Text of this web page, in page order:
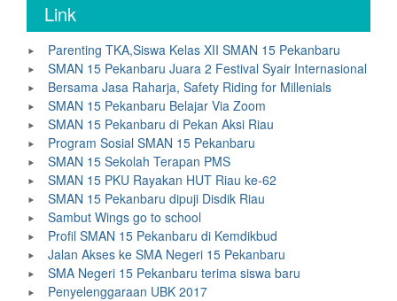
Link
Parenting TKA,Siswa Kelas XII SMAN 15 Pekanbaru
SMAN 15 Pekanbaru Juara 2 Festival Syair Internasional
Bersama Jasa Raharja, Safety Riding for Millenials
SMAN 15 Pekanbaru Belajar Via Zoom
SMAN 15 Pekanbaru di Pekan Aksi Riau
Program Sosial SMAN 15 Pekanbaru
SMAN 15 Sekolah Terapan PMS
SMAN 15 PKU Rayakan HUT Riau ke-62
SMAN 15 Pekanbaru dipuji Disdik Riau
Sambut Wings go to school
Profil SMAN 15 Pekanbaru di Kemdikbud
Jalan Akses ke SMA Negeri 15 Pekanbaru
SMA Negeri 15 Pekanbaru terima siswa baru
Penyelenggaraan UBK 2017